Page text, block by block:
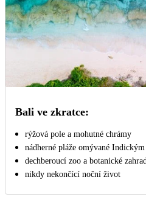
Bali ve zkratce:
rýžová pole a mohutné chrámy
nádherné pláže omývané Indickým
dechberoucí zoo a botanické
nikdy nekončící noční život